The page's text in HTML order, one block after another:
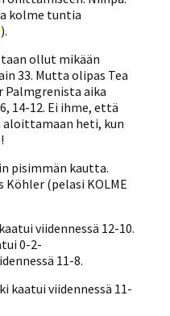
kolme tuntia
).
ollut mikään
33. Mutta olipas Tea
aika
14-12. Ei ihme, että
heti, kun
pisimmän kautta.
Köhler (pelasi KOLME
viidennessä 12-10.
0-2-
11-8.
kaatui viidennessä 11-